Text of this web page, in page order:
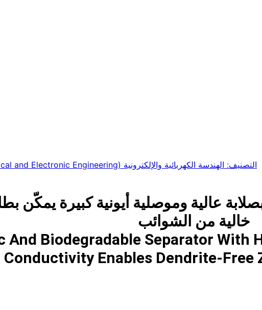
التصنيف: الهندسة الكهربائية والإلكترونية (Electrical and Electronic Engineering)
عالية وموصلية أيونية كبيرة يمكّن
خالية من الشوائب
And Biodegradable Separator With
Conductivity Enables Dendrite-Free